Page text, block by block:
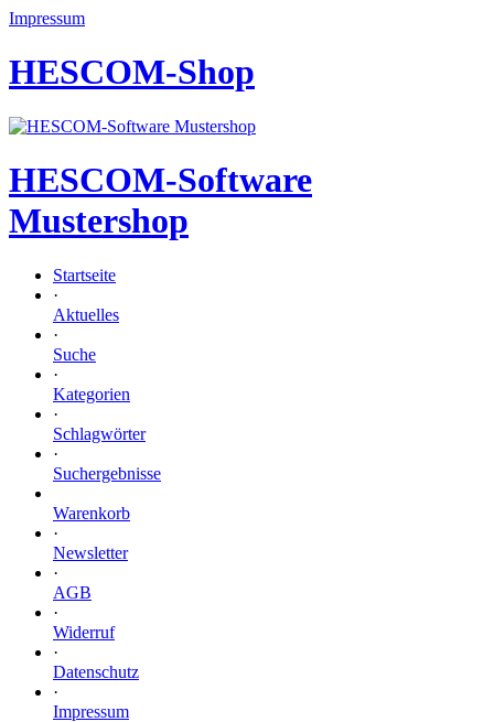
Impressum
HESCOM-Shop
HESCOM-Software
Mustershop
Startseite
·
Aktuelles
·
Suche
·
Kategorien
·
Schlagwörter
·
Suchergebnisse
Warenkorb
·
Newsletter
·
AGB
·
Widerruf
·
Datenschutz
·
Impressum